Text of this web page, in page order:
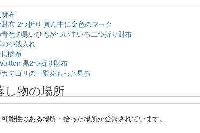
布
布 2つ折り 真ん中に金色のマーク
色の黒いひもがついている二つ折り財布
小銭入れ
財布
黒2つ折り財布
テゴリの一覧をもっと見る
し物の場所
能性のある場所・拾った場所が登録されています。